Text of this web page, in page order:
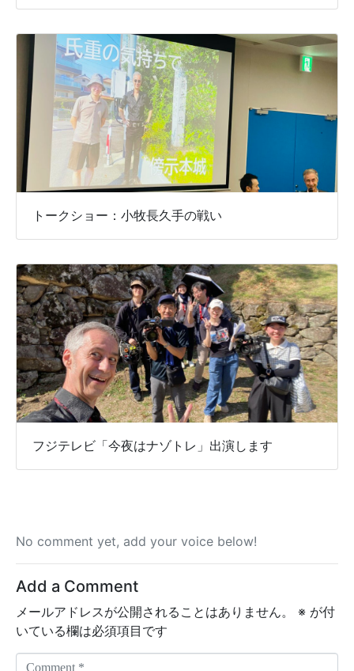
トークショー：小牧長久手の戦い
フジテレビ「今夜はナゾトレ」出演します
No comment yet, add your voice below!
Add a Comment
メールアドレスが公開されることはありません。 ※ が付
いている欄は必須項目です